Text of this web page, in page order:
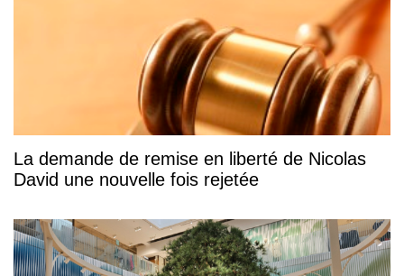
La demande de remise en liberté de Nicolas
David une nouvelle fois rejetée